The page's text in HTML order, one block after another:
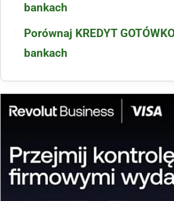
bankach
Porównaj KREDYT
bankach